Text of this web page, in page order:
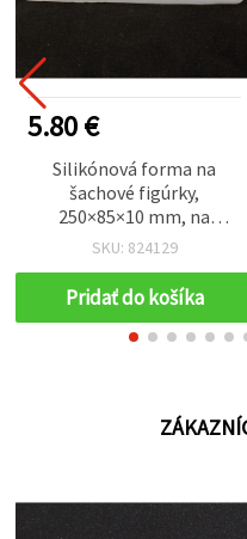
5.80 €
Silikónová forma na
šachové figúrky,
250×85×10 mm, na
polymérovú hmotu a DIY
SKU: 824129
Pridať do košíka